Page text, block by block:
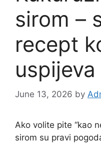
sirom –
recept
uspijeva
June 13, 2026 by
Ako volite pite “kao
sirom su pravi